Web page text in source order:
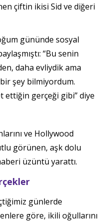
çiftin ikisi Sid ve diğeri
gününde sosyal
“Bu senin
daha evliydik ama
şey bilmiyordum.
gerçeği gibi” diye
ve Hollywood
görünen, aşk dolu
üzüntü yarattı.
günlerde
göre, ikili oğullarını